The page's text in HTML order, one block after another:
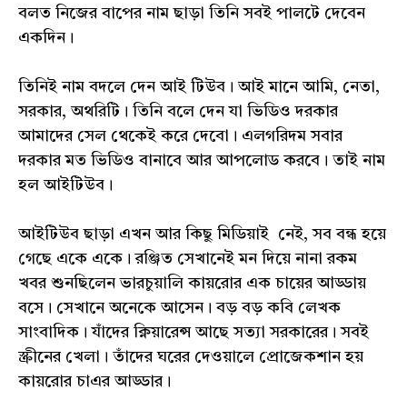
বলত নিজের বাপের নাম ছাড়া তিনি সবই পালটে দেবেন
একদিন।
তিনিই নাম বদলে দেন আই টিউব। আই মানে আমি, নেতা,
সরকার, অথরিটি। তিনি বলে দেন যা ভিডিও দরকার
আমাদের সেল থেকেই করে দেবো। এলগরিদম সবার
দরকার মত ভিডিও বানাবে আর আপলোড করবে। তাই নাম
হল আইটিউব।
আইটিউব ছাড়া এখন আর কিছু মিডিয়াই নেই, সব বন্ধ হয়ে
গেছে একে একে। রঞ্জিত সেখানেই মন দিয়ে নানা রকম
খবর শুনছিলেন ভারচুয়ালি কায়রোর এক চায়ের আড্ডায়
বসে। সেখানে অনেকে আসেন। বড় বড় কবি লেখক
সাংবাদিক। যাঁদের ক্নিয়ারেন্স আছে সত্যা সরকারের। সবই
স্ক্রীনের খেলা। তাঁদের ঘরের দেওয়ালে প্রোজেকশান হয়
কায়রোর চাএর আড্ডার।